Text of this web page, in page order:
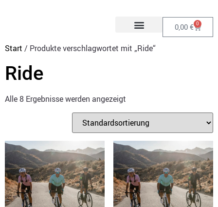
0,00 € 0
Start / Produkte verschlagwortet mit „Ride“
Ride
Alle 8 Ergebnisse werden angezeigt